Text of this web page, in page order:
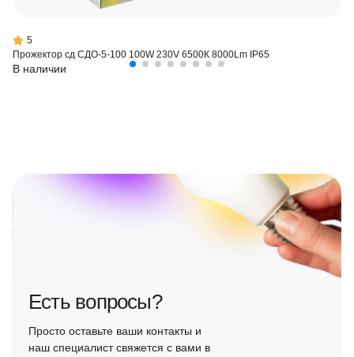
5
Прожектор сд СДО-5-100 100W 230V 6500К 8000Lm IP65
В наличии
Есть вопросы?
Просто оставьте ваши контакты и
наш специалист свяжется с вами в